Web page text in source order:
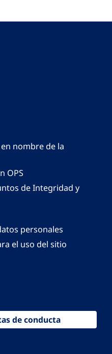
nombre de la
OPS
de Integridad y
personales
el uso del sitio
de conducta